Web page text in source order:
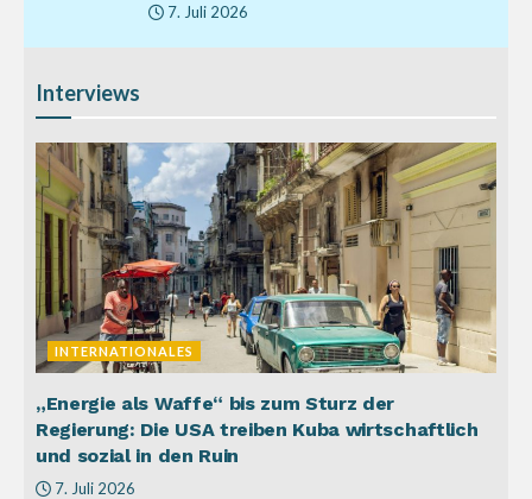
7. Juli 2026
Interviews
INTERNATIONALES
„Energie als Waffe“ bis zum Sturz der
Regierung: Die USA treiben Kuba wirtschaftlich
und sozial in den Ruin
7. Juli 2026